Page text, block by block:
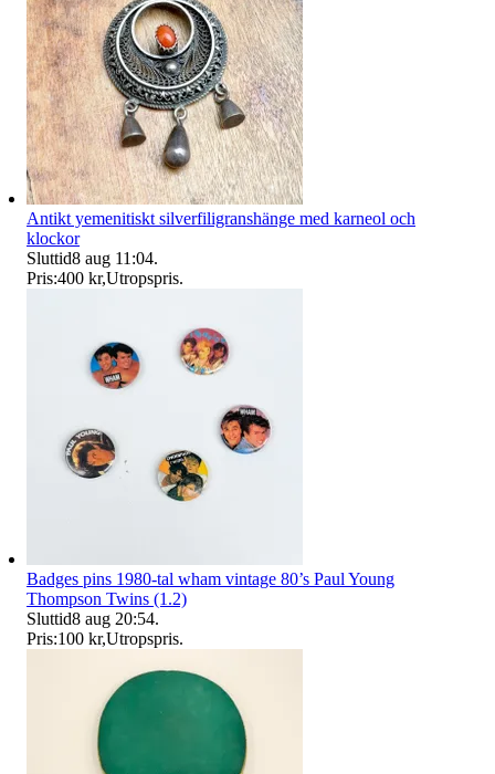
Antikt yemenitiskt silverfiligranshänge med karneol och
klockor
Sluttid8 aug 11:04.
Pris:400 kr,Utropspris.
Badges pins 1980-tal wham vintage 80’s Paul Young
Thompson Twins (1.2)
Sluttid8 aug 20:54.
Pris:100 kr,Utropspris.